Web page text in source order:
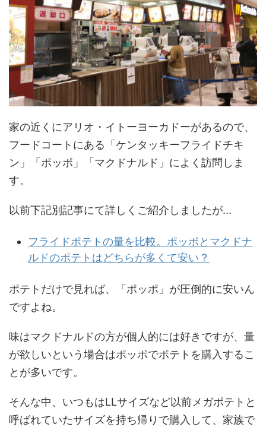
家の近くにアリオ・イトーヨーカドーがあるので、
フードコートにある「ケンタッキーフライドチキ
ン」「ポッポ」「マクドナルド」によく訪問しま
す。
以前下記別記事にて詳しくご紹介しましたが...
フライドポテトの量を比較。ポッポとマクドナ
ルドのポテトはどちらが多くて安い？
ポテトだけで見れば、「ポッポ」が圧倒的に安いん
ですよね。
味はマクドナルドの方が個人的には好きですが、量
が欲しいという場合はポッポでポテトを購入するこ
とが多いです。
そんな中、いつもはLLサイズなど以前メガポテトと
呼ばれていたサイズを持ち帰りで購入して、家族で